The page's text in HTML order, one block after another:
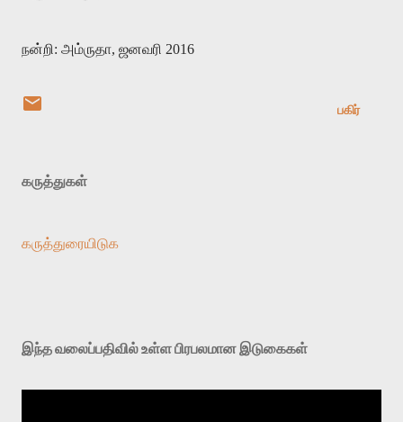
நன்றி: அம்ருதா, ஜனவரி 2016
பகிர்
கருத்துகள்
கருத்துரையிடுக
இந்த வலைப்பதிவில் உள்ள பிரபலமான இடுகைகள்